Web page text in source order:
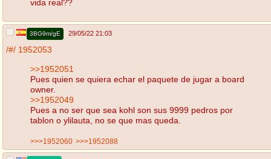
vida real??
3BG9m/gE 29/05/22 21:03
/#/ 1952053
>>1952051
Pues quien se quiera echar el paquete de jugar a board
owner.
>>1952049
Pues a no ser que sea kohl son sus 9999 pedros por
tablon o ylilauta, no se que mas queda.
>>>1952060 >>>1952088